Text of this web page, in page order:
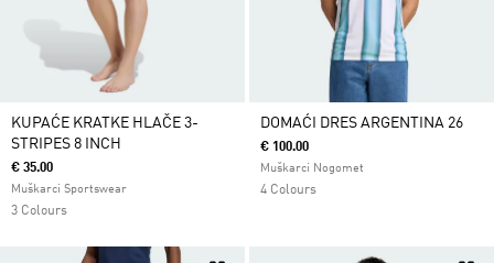
KUPAĆE KRATKE HLAČE 3-
STRIPES 8 INCH
€ 35.00
Muškarci Sportswear
3 Colours
DOMAĆI DRES ARGENTINA 26
€ 100.00
Muškarci Nogomet
4 Colours